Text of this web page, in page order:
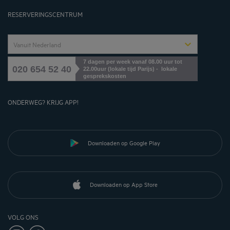
RESERVERINGSCENTRUM
Vanuit Nederland
020 654 52 40
7 dagen per week vanaf 08.00 uur tot
22.00uur (lokale tijd Parijs) - lokale
gesprekskosten
ONDERWEG? KRIJG APP!
Downloaden op Google Play
Downloaden op App Store
VOLG ONS